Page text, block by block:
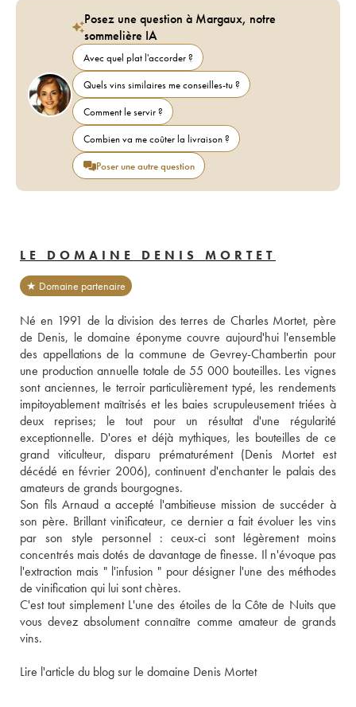
Posez une question à Margaux, notre
sommelière IA
Avec quel plat l'accorder ?
Quels vins similaires me conseilles-tu ?
Comment le servir ?
Combien va me coûter la livraison ?
Poser une autre question
LE DOMAINE DENIS MORTET
★ Domaine partenaire
Né en 1991 de la division des terres de Charles Mortet, père
de Denis, le domaine éponyme couvre aujourd'hui l'ensemble
des appellations de la commune de Gevrey-Chambertin pour
une production annuelle totale de 55 000 bouteilles. Les vignes
sont anciennes, le terroir particulièrement typé, les rendements
impitoyablement maîtrisés et les baies scrupuleusement triées à
deux reprises; le tout pour un résultat d'une régularité
exceptionnelle. D'ores et déjà mythiques, les bouteilles de ce
grand viticulteur, disparu prématurément (Denis Mortet est
décédé en février 2006), continuent d'enchanter le palais des
amateurs de grands bourgognes.
Son fils Arnaud a accepté l'ambitieuse mission de succéder à
son père. Brillant vinificateur, ce dernier a fait évoluer les vins
par son style personnel : ceux-ci sont légèrement moins
concentrés mais dotés de davantage de finesse. Il n'évoque pas
l'extraction mais " l'infusion " pour désigner l'une des méthodes
de vinification qui lui sont chères.
C'est tout simplement L'une des étoiles de la Côte de Nuits que
vous devez absolument connaître comme amateur de grands
vins.
Lire l'article du blog sur le domaine Denis Mortet